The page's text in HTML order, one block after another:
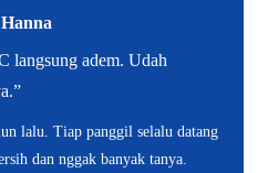
langsung adem. Udah
lalu. Tiap panggil selalu datang
dan nggak banyak tanya.